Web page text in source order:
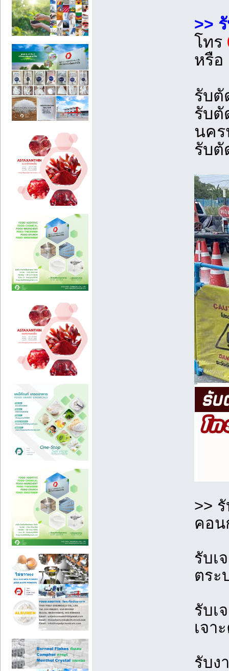
>>
โทร
หรือ
รับตั
รับ
นคร
รับ
>>
คอน
รับเ
ตระ
รับเ
เจา
รับง